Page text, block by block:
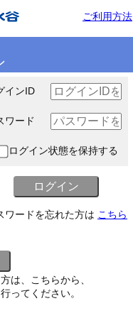
ご利用方法
インID
ワード
ログイン状態を保持する
ワードを忘れた方は こちら
は、こちらから、
ってください。